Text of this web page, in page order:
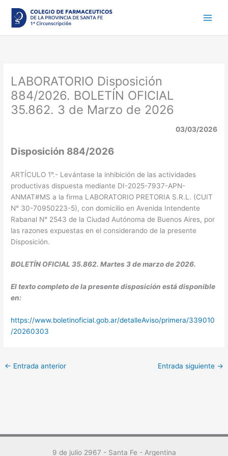
contenido
LABORATORIO Disposición
884/2026. BOLETÍN OFICIAL
35.862. 3 de Marzo de 2026
03/03/2026
Disposición 884/2026
ARTÍCULO 1°.- Levántase la inhibición de las actividades
productivas dispuesta mediante DI-2025-7937-APN-
ANMAT#MS a la firma LABORATORIO PRETORIA S.R.L. (CUIT
N° 30-70950223-5), con domicilio en Avenida Intendente
Rabanal N° 2543 de la Ciudad Autónoma de Buenos Aires, por
las razones expuestas en el considerando de la presente
Disposición.
BOLETÍN OFICIAL 35.862. Martes 3 de marzo de 2026.
El texto completo de la presente disposición está disponible
en:
https://www.boletinoficial.gob.ar/detalleAviso/primera/339010
/20260303
← Entrada anterior Entrada siguiente →
9 de julio 2967 - Santa Fe - Argentina